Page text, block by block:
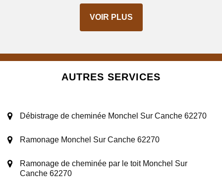
VOIR PLUS
AUTRES SERVICES
Débistrage de cheminée Monchel Sur Canche 62270
Ramonage Monchel Sur Canche 62270
Ramonage de cheminée par le toit Monchel Sur
Canche 62270